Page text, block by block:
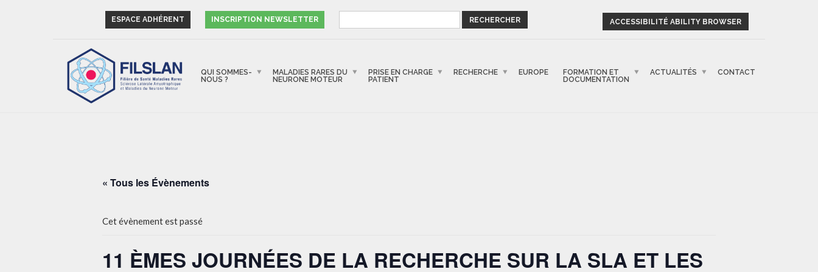
ESPACE ADHÉRENT INSCRIPTION NEWSLETTER ACCESSIBILITÉ ABILITY BROWSER
QUI SOMMES-
NOUS ?
MALADIES RARES DU
NEURONE MOTEUR
PRISE EN CHARGE
PATIENT
RECHERCHE EUROPE
FORMATION ET
DOCUMENTATION
ACTUALITÉS CONTACT
« Tous les Évènements
Cet évènement est passé
11 ÈMES JOURNÉES DE LA RECHERCHE SUR LA SLA ET LES